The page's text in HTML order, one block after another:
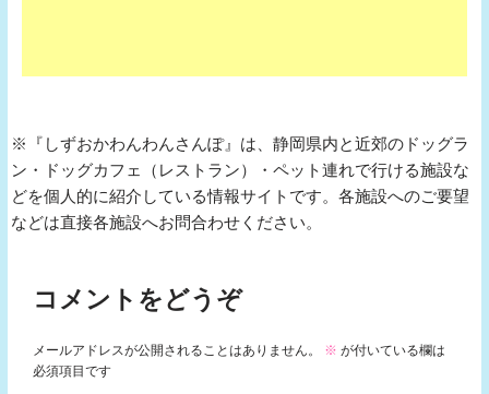
※『しずおかわんわんさんぽ』は、静岡県内と近郊のドッグラ
ン・ドッグカフェ（レストラン）・ペット連れで行ける施設な
どを個人的に紹介している情報サイトです。各施設へのご要望
などは直接各施設へお問合わせください。
コメントをどうぞ
メールアドレスが公開されることはありません。 ※ が付いている欄は
必須項目です